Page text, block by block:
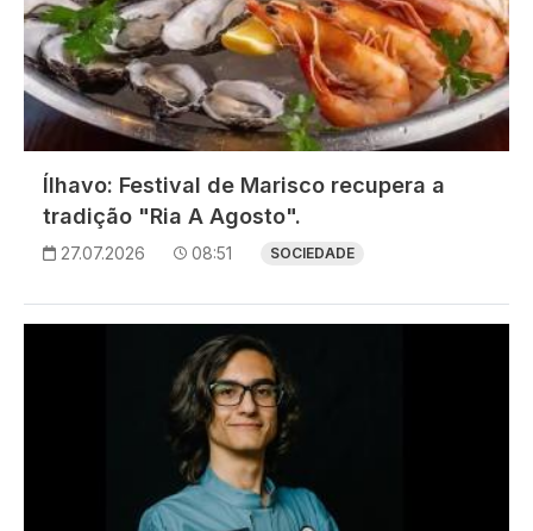
Ílhavo: Festival de Marisco recupera a
tradição "Ria A Agosto".
27.07.2026 08:51 SOCIEDADE